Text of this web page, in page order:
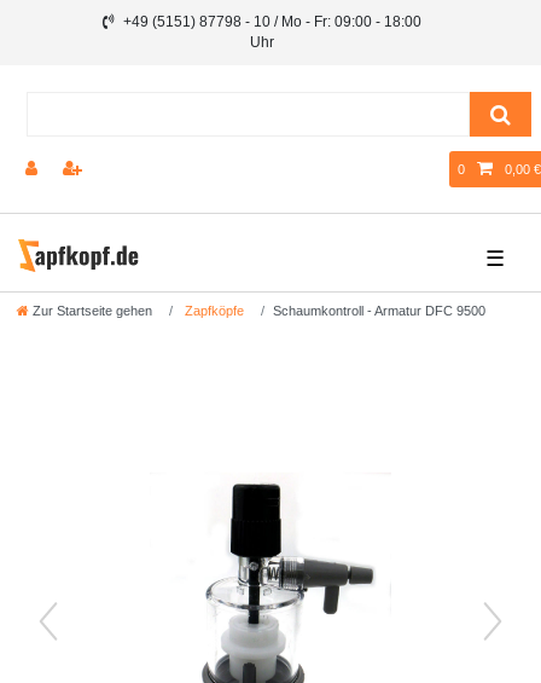
+49 (5151) 87798 - 10 / Mo - Fr: 09:00 - 18:00
Uhr
0 0,00 €
☰
Zur Startseite gehen Zapfköpfe Schaumkontroll - Armatur DFC 9500